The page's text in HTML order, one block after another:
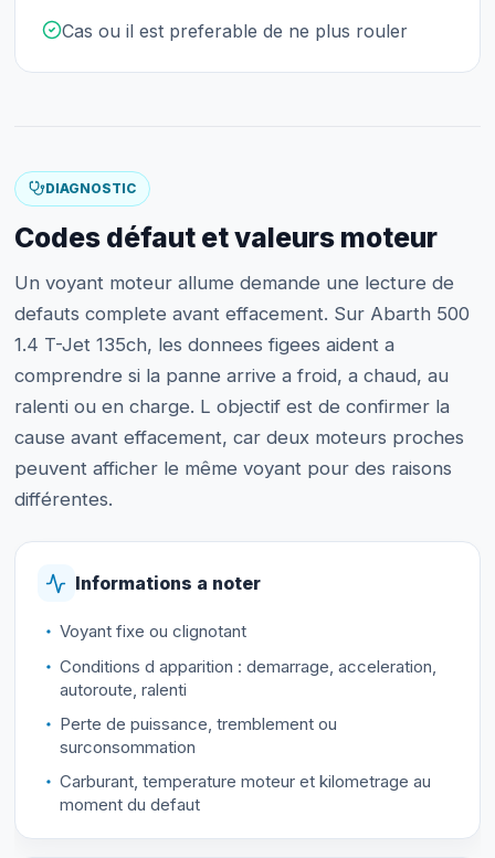
Cas ou il est preferable de ne plus rouler
DIAGNOSTIC
Codes défaut et valeurs moteur
Un voyant moteur allume demande une lecture de
defauts complete avant effacement. Sur Abarth 500
1.4 T-Jet 135ch, les donnees figees aident a
comprendre si la panne arrive a froid, a chaud, au
ralenti ou en charge. L objectif est de confirmer la
cause avant effacement, car deux moteurs proches
peuvent afficher le même voyant pour des raisons
différentes.
Informations a noter
Voyant fixe ou clignotant
Conditions d apparition : demarrage, acceleration,
autoroute, ralenti
Perte de puissance, tremblement ou
surconsommation
Carburant, temperature moteur et kilometrage au
moment du defaut